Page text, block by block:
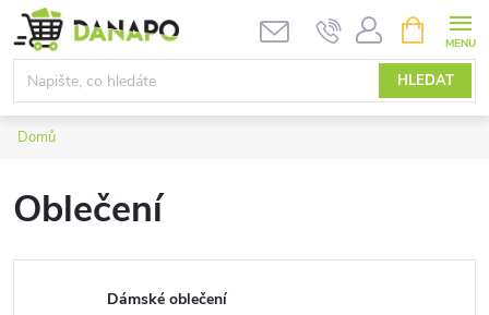
Přejít
na
obsah
HLEDAT
NÁKUPNÍ
KOŠÍK
Domů
Oblečení
Dámské oblečení